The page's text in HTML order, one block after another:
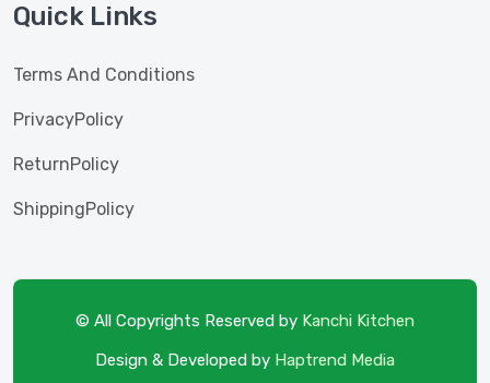
Quick Links
Terms And Conditions
PrivacyPolicy
ReturnPolicy
ShippingPolicy
© All Copyrights Reserved by Kanchi Kitchen
Design & Developed by Haptrend Media